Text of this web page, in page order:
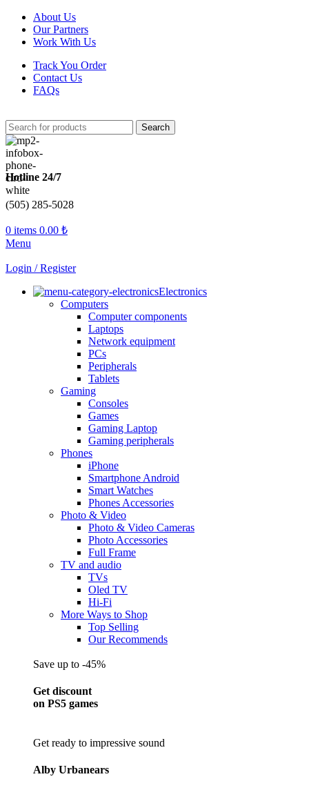
About Us
Our Partners
Work With Us
Track You Order
Contact Us
FAQs
Search
Hotline 24/7
(505) 285-5028
0 items 0.00 ₺
Menu
Login / Register
Electronics
Computers
Computer components
Laptops
Network equipment
PCs
Peripherals
Tablets
Gaming
Consoles
Games
Gaming Laptop
Gaming peripherals
Phones
iPhone
Smartphone Android
Smart Watches
Phones Accessories
Photo & Video
Photo & Video Cameras
Photo Accessories
Full Frame
TV and audio
TVs
Oled TV
Hi-Fi
More Ways to Shop
Top Selling
Our Recommends
Save up to -45%
Get discount
on PS5 games
Get ready to impressive sound
Alby Urbanears